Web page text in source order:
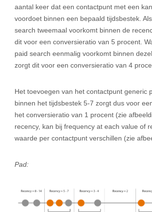
aantal keer dat een contactpunt met een
voordoet binnen een bepaald tijdsbestek.
search tweemaal voorkomt binnen de
dit voor een conversieratio van 5 procent.
paid search eenmalig voorkomt binnen
zorgt dit voor een conversieratio van 4
Het toevoegen van het contactpunt generic
binnen het tijdsbestek 5-7 zorgt dus voor
het conversieratio van 1 procent (zie
recency, kan bij frequency at each value of
waarde per contactpunt verschillen (zie
Pad: